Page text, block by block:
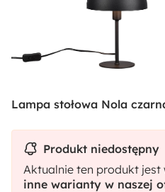
Lampa stołowa Nola
Produkt niedostępny
Aktualnie ten produkt jest
inne warianty w naszej